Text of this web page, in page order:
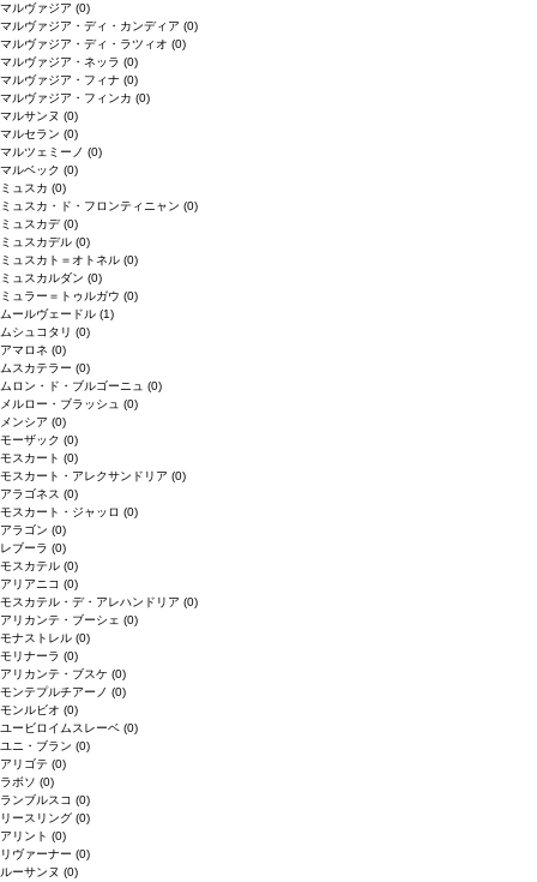
マルヴァジア (0)
マルヴァジア・ディ・カンディア (0)
マルヴァジア・ディ・ラツィオ (0)
マルヴァジア・ネッラ (0)
マルヴァジア・フィナ (0)
マルヴァジア・フィンカ (0)
マルサンヌ (0)
マルセラン (0)
マルツェミーノ (0)
マルベック (0)
ミュスカ (0)
ミュスカ・ド・フロンティニャン (0)
ミュスカデ(0)
ミュスカデル (0)
ミュスカト＝オトネル (0)
ミュスカルダン (0)
ミュラー＝トゥルガウ (0)
ムールヴェードル (1)
ムシュコタリ (0)
アマロネ (0)
ムスカテラー (0)
ムロン・ド・ブルゴーニュ (0)
メルロー・ブラッシュ (0)
メンシア (0)
モーザック (0)
モスカート (0)
モスカート・アレクサンドリア (0)
アラゴネス (0)
モスカート・ジャッロ (0)
アラゴン (0)
レブーラ (0)
モスカテル (0)
アリアニコ (0)
モスカテル・デ・アレハンドリア (0)
アリカンテ・ブーシェ (0)
モナストレル (0)
モリナーラ (0)
アリカンテ・ブスケ (0)
モンテプルチアーノ (0)
モンルビオ (0)
ユービロイムスレーベ (0)
ユニ・ブラン (0)
アリゴテ (0)
ラボソ (0)
ランブルスコ (0)
リースリング (0)
アリント (0)
リヴァーナー (0)
ルーサンヌ (0)